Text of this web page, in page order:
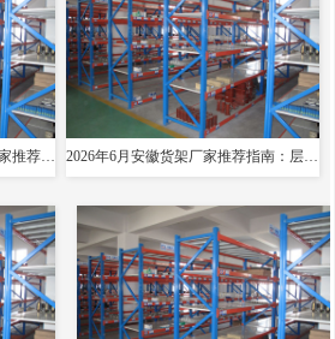
2026年5月隔断龙骨成型设备厂家推荐指南：导轨成型设备消防箱光伏支架货架夸梁公司优选！ 2026年6月安徽货架厂家推荐指南：层板货架悬臂贯通双伸位公司优选！